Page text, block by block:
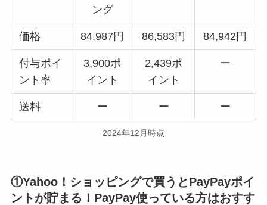
ング
価格 84,987円 86,583円 84,942円
付与ポイ
ント率
3,900ポ
イント
2,439ポ
イント
ー
送料 ー ー ー
2024年12月時点
①Yahoo！ショッピングで買うとPayPayポイ
ントが貯まる！PayPay使っている方はおすす